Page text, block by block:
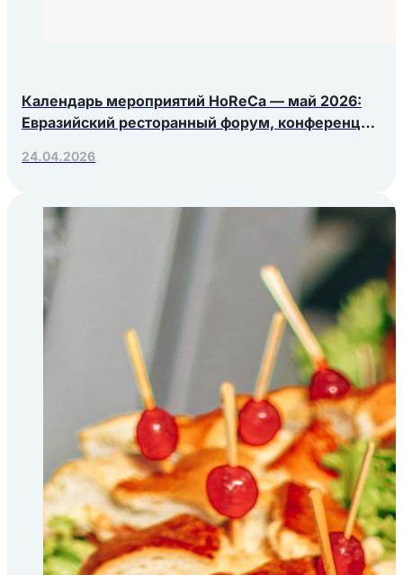
Календарь мероприятий HoReCa — май 2026:
Евразийский ресторанный форум, конференция
24.04.2026